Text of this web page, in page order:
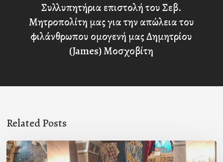
Συλλυπητήρια επιστολή του Σεβ.
Μητροπολίτη μας για την απώλεια του
φιλάνθρωπου ομογενή μας Δημητρίου
(James) Μοσχοβίτη
Related Posts
Ιερά